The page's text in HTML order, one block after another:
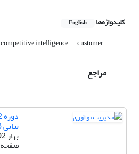
کلیدواژه‌ها English
competitive intelligence customer
مراجع
پیاپی 3
بهار 1392
صفحه